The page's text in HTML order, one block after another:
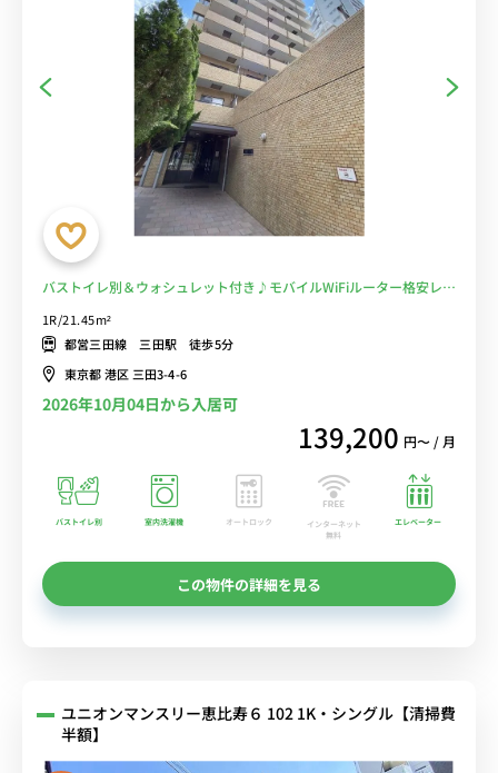
バストイレ別＆ウォシュレット付き♪モバイルWiFiルーター格安レン
1R/21.45m²
都営三田線 三田駅 徒歩5分
東京都 港区 三田3-4-6
2026年10月04日から入居可
139,200 円〜 / 月
バストイレ別 室内洗濯機 オートロック
インターネット
無料
エレベーター
この物件の詳細を見る
ユニオンマンスリー恵比寿６ 102 1K・シングル【清掃費
半額】